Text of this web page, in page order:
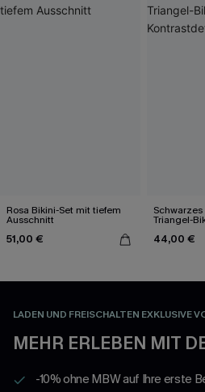
Rosa Bikini-Set mit tiefem
Ausschnitt
51,00 €
Schwarzes
Triangel-
44,00 €
LADEN UND FREISCHALTEN EXKLUSIVE
MEHR ERLEBEN MIT
-10% ohne MBW auf Ihre erste